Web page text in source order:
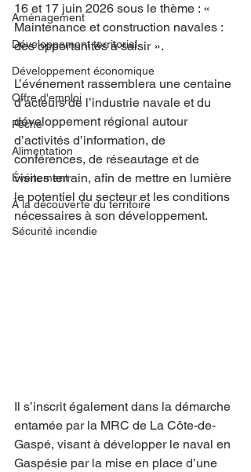
Aménagement
Développement territorial
Développement économique
Offre d'emploi
Pêche
Alimentation
Événement
À la découverte du territoire
Sécurité incendie
16 et 17 juin 2026 sous le thème : «
Maintenance et construction navales :
des opportunités à saisir ».
L’événement rassemblera une centaine
d’acteurs de l’industrie navale et du
développement régional autour
d’activités d’information, de
conférences, de réseautage et de
visites terrain, afin de mettre en lumière
le potentiel du secteur et les conditions
nécessaires à son développement.
Il s’inscrit également dans la démarche
entamée par la MRC de La Côte-de-
Gaspé, visant à développer le naval en
Gaspésie par la mise en place d’une